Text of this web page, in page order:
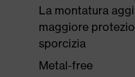
La montatura
maggiore
sporcizia
Metal-free